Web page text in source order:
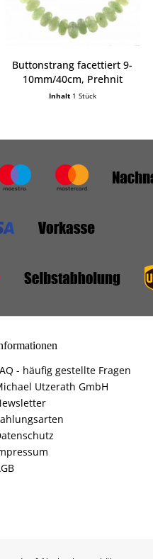
Buttonstrang facettiert 9-
10mm/40cm, Prehnit
Inhalt 1 Stück
- häufig gestellte Fragen
Utzerath GmbH